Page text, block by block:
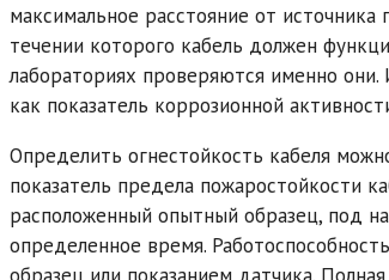
максимальное расстояние от
течении которого кабель должен
лабораториях проверяются именно они.
как показатель коррозионной
Определить огнестойкость кабеля
показатель предела пожаростойкости
расположенный опытный образец, под
определенное время.